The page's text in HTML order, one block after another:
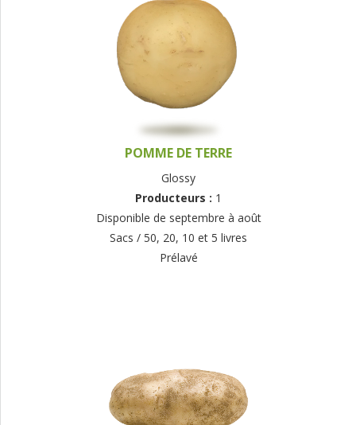
POMME DE TERRE
Glossy
Producteurs : 1
Disponible de septembre à août
Sacs / 50, 20, 10 et 5 livres
Prélavé